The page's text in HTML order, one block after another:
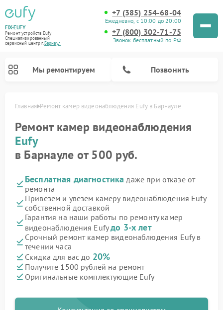
FIX-EUFY
Ремонт устройств Eufy
Специализированный
cервисный центр г.Барнаул
+7 (385) 254-68-04
Ежедневно, с 10:00 до 20:00
+7 (800) 302-71-75
Звонок бесплатный по РФ
Мы ремонтируем Позвонить
Главная Ремонт камер видеонаблюдения Eufy в Барнауле
Ремонт камер видеонаблюдения
Eufy
в Барнауле от 500 руб.
Бесплатная диагностика даже при отказе от
ремонта
Привезем и увезем камеру видеонаблюдения Eufy
собственной доставкой
Гарантия на наши работы по ремонту камер
видеонаблюдения Eufyдо 3-х лет
Срочный ремонт камер видеонаблюдения Eufy в
течении часа
Скидка для вас до 20%
Получите 1500 рублей на ремонт
Оригинальные комплектующие Eufy